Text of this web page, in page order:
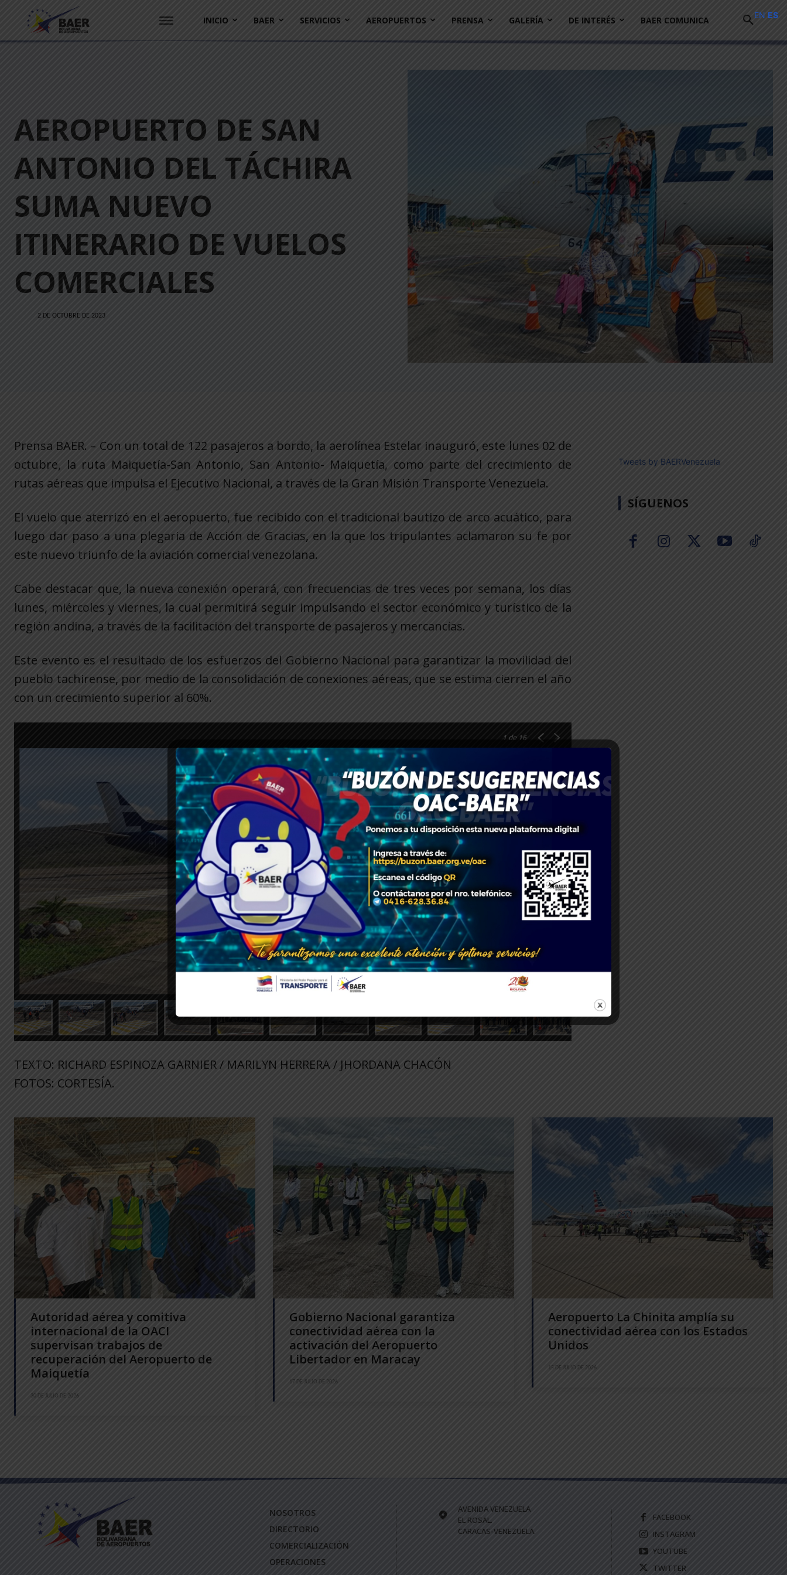
INICIO BAER SERVICIOS AEROPUERTOS PRENSA GALERÍA DE INTERÉS BAER COMUNICA
AEROPUERTO DE SAN
ANTONIO DEL TÁCHIRA
SUMA NUEVO
ITINERARIO DE VUELOS
COMERCIALES
2 DE OCTUBRE DE 2023
Prensa BAER. – Con un total de 122 pasajeros a bordo, la aerolínea Estelar inauguró, este lunes 02 de
octubre, la ruta Maiquetía-San Antonio, San Antonio- Maiquetía, como parte del crecimiento de
rutas aéreas que impulsa el Ejecutivo Nacional, a través de la Gran Misión Transporte Venezuela.
El vuelo que aterrizó en el aeropuerto, fue recibido con el tradicional bautizo de arco acuático, para
luego dar paso a una plegaria de Acción de Gracias, en la que los tripulantes aclamaron su fe por
este nuevo triunfo de la aviación comercial venezolana.
Cabe destacar que, la nueva conexión operará, con frecuencias de tres veces por semana, los días
lunes, miércoles y viernes, la cual permitirá seguir impulsando el sector económico y turístico de la
región andina, a través de la facilitación del transporte de pasajeros y mercancías.
Este evento es el resultado de los esfuerzos del Gobierno Nacional para garantizar la movilidad del
pueblo tachirense, por medio de la consolidación de conexiones aéreas, que se estima cierren el año
con un crecimiento superior al 60%.
1 de 16
TEXTO: RICHARD ESPINOZA GARNIER / MARILYN HERRERA / JHORDANA CHACÓN
FOTOS: CORTESÍA.
Tweets by BAERVenezuela
SÍGUENOS
Autoridad aérea y comitiva
internacional de la OACI
supervisan trabajos de
recuperación del Aeropuerto de
Maiquetía
30 DE JULIO DE 2026
Gobierno Nacional garantiza
conectividad aérea con la
activación del Aeropuerto
Libertador en Maracay
17 DE JULIO DE 2026
Aeropuerto La Chinita amplía su
conectividad aérea con los Estados
Unidos
15 DE JULIO DE 2026
NOSOTROS
DIRECTORIO
COMERCIALIZACIÓN
OPERACIONES
AVENIDA VENEZUELA
EL ROSAL.
CARACAS-VENEZUELA.
FACEBOOK
INSTAGRAM
YOUTUBE
TWITTER
EN ES